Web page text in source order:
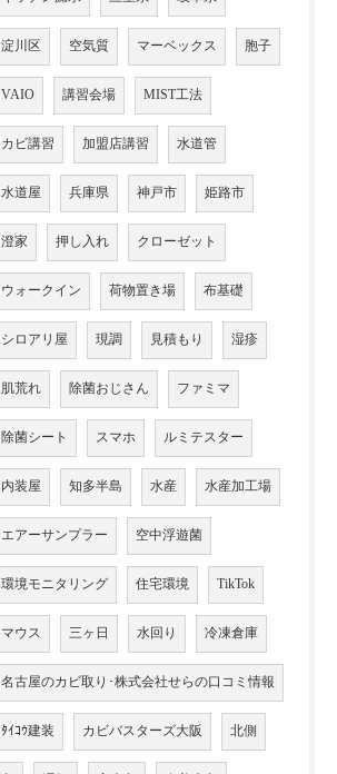
淀川区 空気質 マーベックス 胞子
VAIO 講習会場 MIST工法
カビ講習 加盟店講習 水道管
水道屋 兵庫県 神戸市 姫路市
澄家 押し入れ クローゼット
ウォークイン 荷物置き場 布基礎
シロアリ屋 現調 見積もり 湿疹
肌荒れ 除菌おじさん ファミマ
除菌シート スマホ ルミテスター
内装屋 知多半島 水産 水産加工場
エアーサンプラー 空中浮遊菌
環境モニタリング 住宅環境 TikTok
マウス 三ヶ日 水回り 冷凍倉庫
名古屋のカビ取り･株式会社せらの口コミ情報
ﾀｲｺｳ建装 カビバスターズ大阪 北側